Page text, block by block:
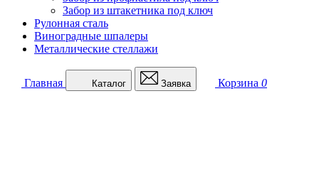
Забор из штакетника под ключ
Рулонная сталь
Виноградные шпалеры
Металлические стеллажи
Главная Каталог Заявка Корзина 0